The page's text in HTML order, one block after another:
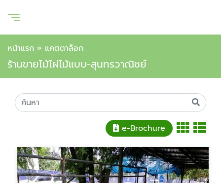
หน้าแรก » แคตตาล็อก
ร้านขายไม้ไผ่ไม้แบบ-สุนทรวาณิชย์
e-Brochure